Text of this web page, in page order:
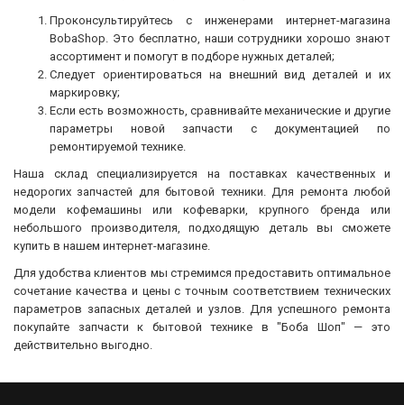
Проконсультируйтесь с инженерами интернет-магазина
BobaShop. Это бесплатно, наши сотрудники хорошо знают
ассортимент и помогут в подборе нужных деталей;
Следует ориентироваться на внешний вид деталей и их
маркировку;
Если есть возможность, сравнивайте механические и другие
параметры новой запчасти с документацией по
ремонтируемой технике.
Наша склад специализируется на поставках качественных и
недорогих запчастей для бытовой техники. Для ремонта любой
модели кофемашины или кофеварки, крупного бренда или
небольшого производителя, подходящую деталь вы сможете
купить в нашем интернет-магазине.
Для удобства клиентов мы стремимся предоставить оптимальное
сочетание качества и цены с точным соответствием технических
параметров запасных деталей и узлов. Для успешного ремонта
покупайте запчасти к бытовой технике в "Боба Шоп" — это
действительно выгодно.